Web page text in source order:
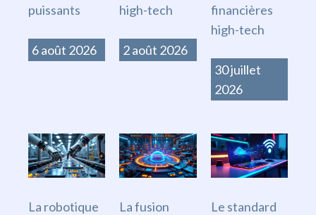
puissants
6 août 2026
high-tech
2 août 2026
financières
high-tech
30 juillet
2026
La robotique
La fusion
Le standard